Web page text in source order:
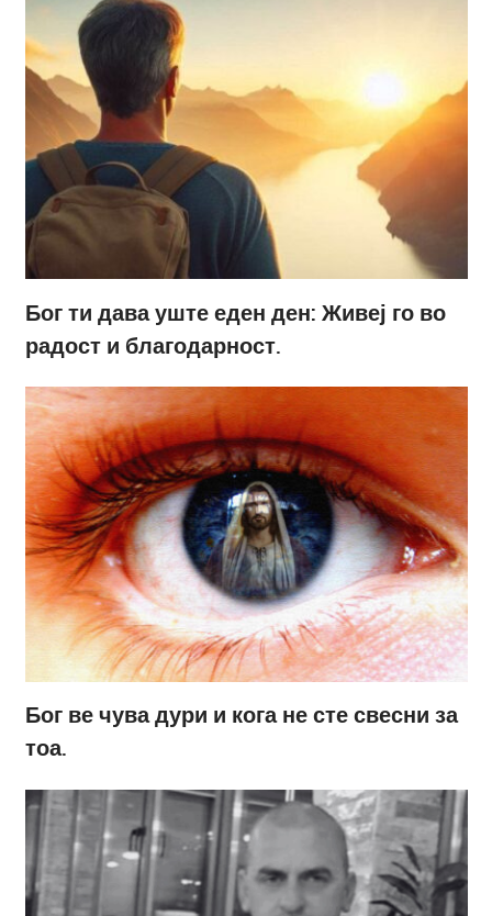
Бог ти дава уште еден ден: Живеј го во
радост и благодарност.
Бог ве чува дури и кога не сте свесни за
тоа.